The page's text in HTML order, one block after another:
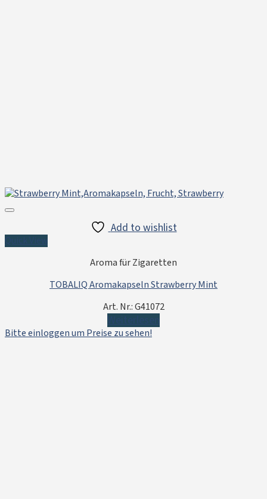
Add to wishlist
Aroma für Zigaretten
TOBALIQ Aromakapseln Strawberry Mint
Art. Nr.: G41072
Bitte einloggen um Preise zu sehen!